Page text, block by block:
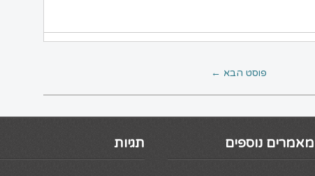
פוסט הבא ←
תגיות מאמרים נוספים